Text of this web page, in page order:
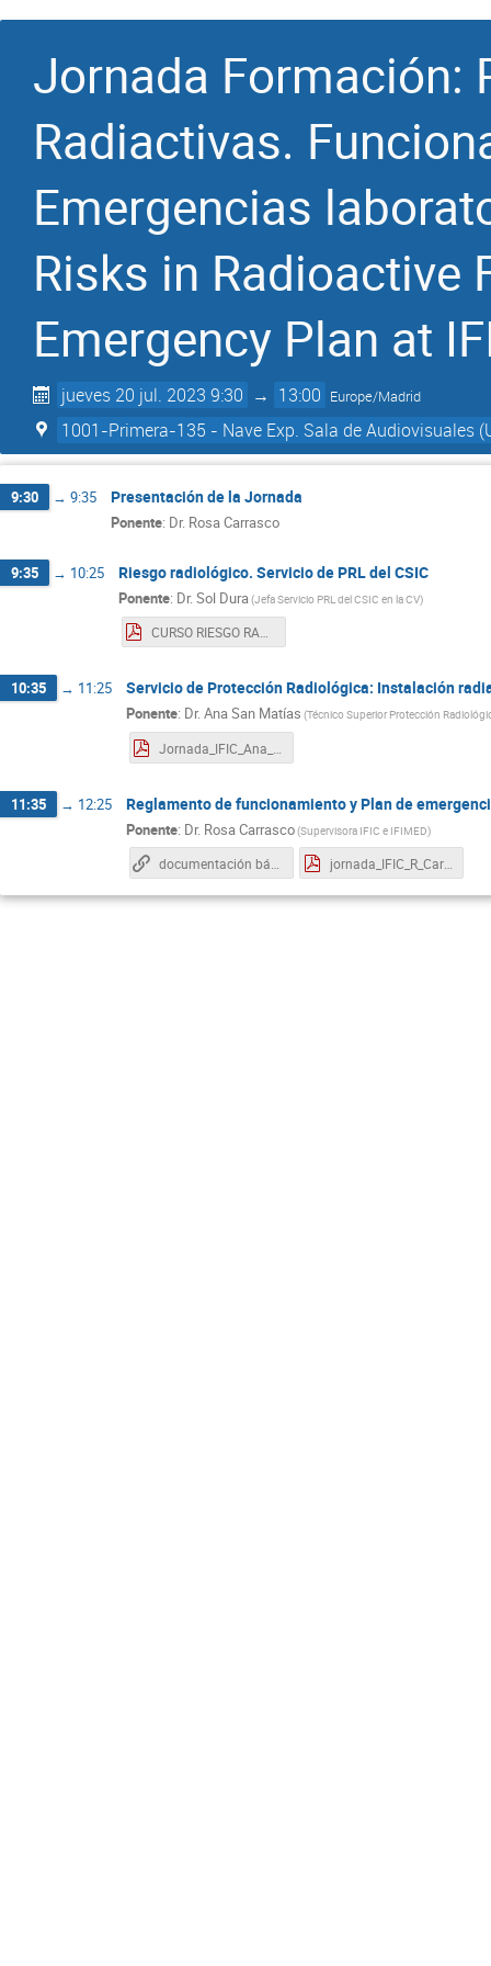
Jornada Formación:
Radiactivas.
Emergencias
Risks in Radioactive
Emergency Plan at
jueves 20 jul. 2023 9:30 → 13:00 Europe/Madrid
1001-Primera-135 - Nave Exp. Sala de Audiovisuales
9:30 → 9:35 Presentación de la Jornada
Ponente: Dr. Rosa Carrasco
9:35 → 10:25 Riesgo radiológico. Servicio de PRL del CSIC
Ponente: Dr.Sol Dura(Jefa Servicio PRL del CSIC en la CV)
CURSO RIESGO RADIOLOGICO IFIC_2023_version_final.pdf
10:35 → 11:25 Servicio de Protección Radiológica: Instalación
Ponente: Dr.Ana San Matías (Técnico Superior Protección
11:35 → 12:25 Reglamento de funcionamiento y Plan de
Ponente: Dr. Rosa Carrasco(Supervisora IFIC e IFIMED)
jornada_IFIC_R_Carrasco_2023.pdf